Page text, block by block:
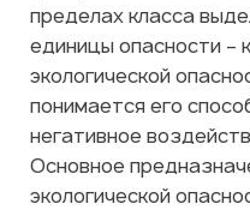
пределах класса
единицы опасности –
экологической
понимается его
негативное
Основное
экологической